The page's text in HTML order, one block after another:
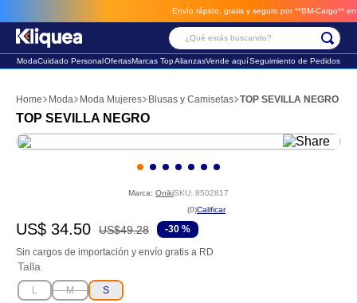
Envío rápido, gratis y seguro por **BM-Cargo** envios
¿Qué estás buscando?
ModaCuidado PersonalOfertasMarcas TopAlianzasVende aquíSeguimiento de Pedidos
Moda Moda Mujeres Blusas y Camisetas TOP SEVILLA NEGRO
TOP SEVILLA NEGRO
Marca: OnikiSKU: 8502817
☆
(0)
US$ 34.50 US$49.28 -30 %
Sin cargos de importación y envío gratis a RD
Talla
L M S
2. sandalia